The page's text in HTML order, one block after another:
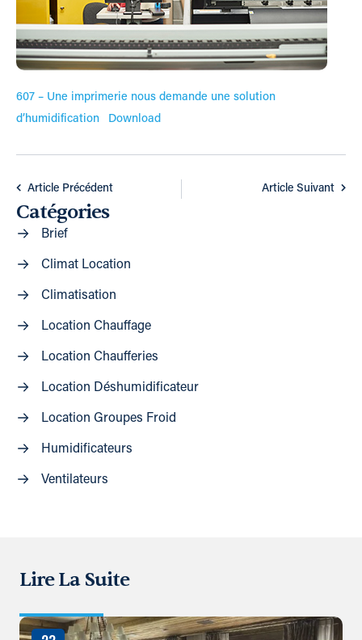
607 – Une imprimerie nous demande une solution
d’humidification
Download
Article Précédent Article Suivant
Catégories
Brief
Climat Location
Climatisation
Location Chauffage
Location Chaufferies
Location Déshumidificateur
Location Groupes Froid
Humidificateurs
Ventilateurs
Lire La Suite